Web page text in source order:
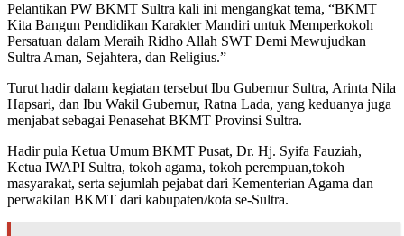
Pelantikan PW BKMT Sultra kali ini mengangkat tema, “BKMT
Kita Bangun Pendidikan Karakter Mandiri untuk Memperkokoh
Persatuan dalam Meraih Ridho Allah SWT Demi Mewujudkan
Sultra Aman, Sejahtera, dan Religius.”
Turut hadir dalam kegiatan tersebut Ibu Gubernur Sultra, Arinta Nila
Hapsari, dan Ibu Wakil Gubernur, Ratna Lada, yang keduanya juga
menjabat sebagai Penasehat BKMT Provinsi Sultra.
Hadir pula Ketua Umum BKMT Pusat, Dr. Hj. Syifa Fauziah,
Ketua IWAPI Sultra, tokoh agama, tokoh perempuan,tokoh
masyarakat, serta sejumlah pejabat dari Kementerian Agama dan
perwakilan BKMT dari kabupaten/kota se-Sultra.